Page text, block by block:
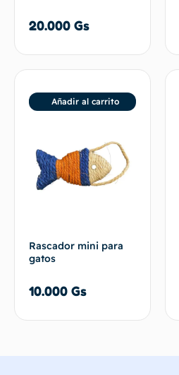
20.000 Gs
Rascador mini para
gatos
10.000 Gs
Añadir al carrito